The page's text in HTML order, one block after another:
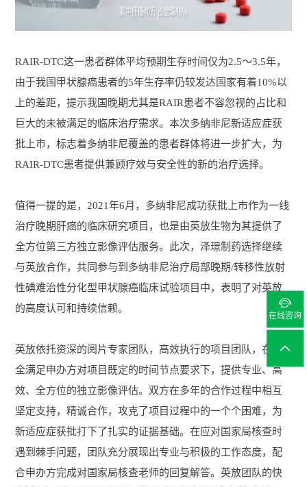
RAIR-DTC这一患者群体平均预期生存时间仅为2.5～3.5年，
由于我国甲状腺癌患者的5年生存率仍较发达国家有着10%以
上的差距，提示我国晚期尤其是RAIR患者不容忽视的占比和
巨大的未被满足的临床治疗需求。本次多纳非尼新适应症获
批上市，标志着多纳非尼覆盖的患者群体将进一步扩大，为
RAIR-DTC患者提供兼顾疗效与安全性的新的治疗选择。
值得一提的是，2021年6月，多纳非尼成功获批上市作为一线
治疗晚期肝癌的临床研究项目，也是由英放生物为其提供了
全方位第三方独立影像评估服务。此次，泽璟制药选择继续
与英放合作，共同参与到多纳非尼治疗局部晚期/转移性放射
性碘难治性分化型甲状腺癌临床试验项目中，表明了对英放
的高度认可和持续信赖。
英放依托资深的阅片专家团队，高效执行的项目团队，在完
全满足申办方对项目既定的时间节点要求下，提供专业、高
效、全方位的独立影像评估。双方在多年的合作过程中相互
坚定支持，精诚合作，攻克了项目过程中的一个个困难，为
新适应症获批打下了扎实的证据基础。在应对国家局核查时
遇到棘手问题，团队充分展现出专业与积极的工作态度，配
合申办方完成对国家局核查老师的回复解答。英放团队的快

在线咨询